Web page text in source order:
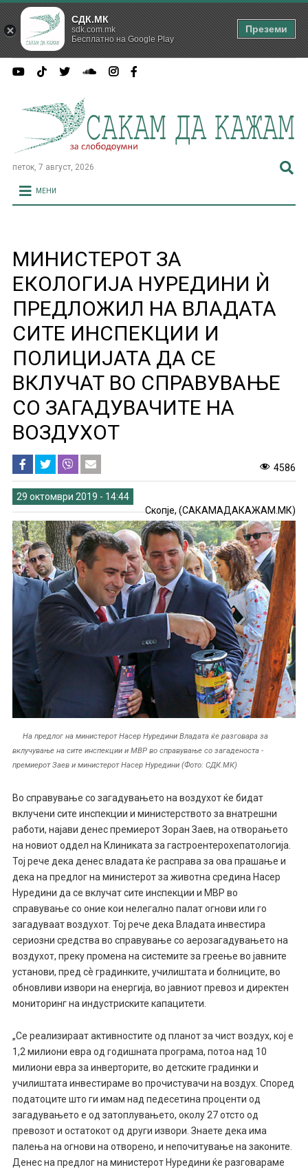
петок, 7 август, 2026
МЕНИ
МИНИСТЕРОТ ЗА
ЕКОЛОГИЈА НУРЕДИНИ Ѝ
ПРЕДЛОЖИЛ НА ВЛАДАТА
СИТЕ ИНСПЕКЦИИ И
ПОЛИЦИЈАТА ДА СЕ
ВКЛУЧАТ ВО СПРАВУВАЊЕ
СО ЗАГАДУВАЧИТЕ НА
ВОЗДУХОТ
4586
29 октомври 2019 - 14:44
Скопје, (САКАМАДАКАЖАМ.МК)
На предлог на министерот Насер Нуредини Владата ќе разговара за
вклучување на сите инспекции и МВР во справување со загаденоста -
премиерот Заев и министерот Насер Нуредини (Фото: СДК.МК)
Во справување со загадувањето на воздухот ќе бидат
вклучени сите инспекции и министерството за внатрешни
работи, најави денес премиерот Зоран Заев, на отворањето
на новиот оддел на Клиниката за гастроентерохепатологија.
Тој рече дека денес владата ќе расправа за ова прашање и
дека на предлог на министерот за животна средина Насер
Нуредини да се вклучат сите инспекции и МВР во
справување со оние кои нелегално палат огнови или го
загадуваат воздухот. Тој рече дека Владата инвестира
сериозни средства во справување со аерозагадувањето на
воздухот, преку промена на системите за греење во јавните
установи, пред сѐ градинките, училиштата и болниците, во
обновливи извори на енергија, во јавниот превоз и директен
мониторинг на индустриските капацитети.
„Се реализираат активностите од планот за чист воздух, кој е
1,2 милиони евра од годишната програма, потоа над 10
милиони евра за инверторите, во детските градинки и
училиштата инвестираме во прочистувачи на воздух. Според
податоците што ги имам над педесетина проценти од
загадувањето е од затоплувањето, околу 27 отсто од
превозот и остатокот од други извори. Знаете дека има
палења на огнови на отворено, и непочитување на законите.
Денес на предлог на министерот Нуредини ќе разговараме
СДК.МК
sdk.com.mk
Бесплатно на Google Play
Преземи